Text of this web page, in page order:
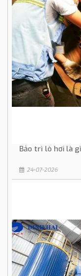
Bảo trì lò hơi là
24-07-2026